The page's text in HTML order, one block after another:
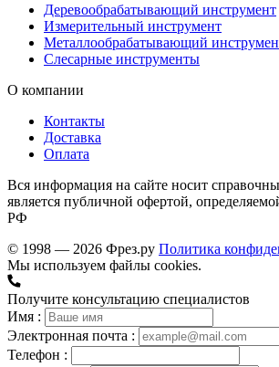
Деревообрабатывающий инструмент
Измерительный инструмент
Металлообрабатывающий
Слесарные инструменты
О компании
Контакты
Доставка
Оплата
Вся информация на сайте носит
является публичной офертой,
РФ
© 1998 — 2026 Фрез.ру Политика
Мы используем файлы cookies.
Получите консультацию специалистов
Имя :
Электронная почта :
Телефон :